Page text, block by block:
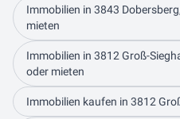
Immobilien in 3843
mieten
Immobilien in 3812 Groß-
oder mieten
Immobilien kaufen in 3812